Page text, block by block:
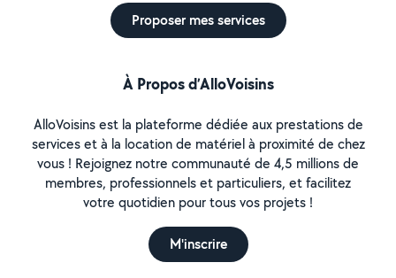
Proposer mes services
À Propos d’AlloVoisins
AlloVoisins est la plateforme dédiée aux prestations de
services et à la location de matériel à proximité de chez
vous ! Rejoignez notre communauté de 4,5 millions de
membres, professionnels et particuliers, et facilitez
votre quotidien pour tous vos projets !
M'inscrire